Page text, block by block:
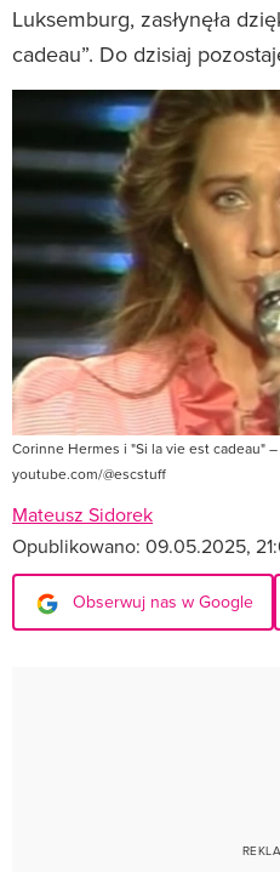
Luksemburg, zasłynęła
cadeau”. Do dzisiaj
Corinne Hermes i "Si la vie est cadeau"
youtube.com/@escstuff
Mateusz Sidorek
Opublikowano: 09.05.2025,
Obserwuj nas w Google